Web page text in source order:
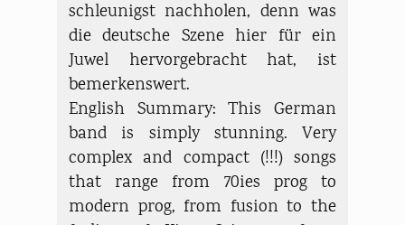
schleunigst nachholen, denn was
die deutsche Szene hier für ein
Juwel hervorgebracht hat, ist
bemerkenswert.
English Summary: This German
band is simply stunning. Very
complex and compact (!!!) songs
that range from 70ies prog to
modern prog, from fusion to the